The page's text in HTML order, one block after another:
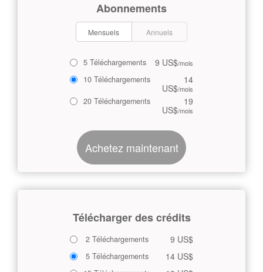
Abonnements
Mensuels Annuels
5 Téléchargements 9 US$/mois
10 Téléchargements 14
US$/mois
20 Téléchargements 19
US$/mois
Achetez maintenant
Télécharger des crédits
2 Téléchargements 9 US$
5 Téléchargements 14 US$